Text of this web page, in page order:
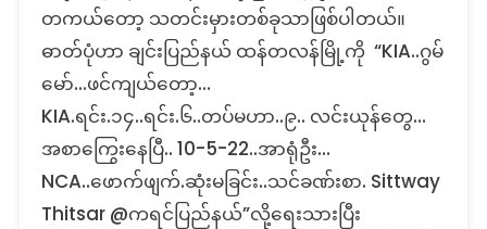
စစ်တပ်
လေကြောင်း
ခဲ့
ပုံ
လား-
တကယ်တော့ သတင်းမှားတစ်ခုသာဖြစ်ပါတယ်။
ဓာတ်ပုံဟာ ချင်းပြည်နယ် ထန်တလန်မြို့ကို “KIA..ဂွမ်
မော်…ဖင်ကျယ်တော့…
KIA.ရင်း.၁၄..ရင်း.၆..တပ်မဟာ..၉.. လင်းယုန်တွေ…
အစာကြွေးနေပြီ.. 10-5-22..အာရုံဦး…
NCA..ဖောက်ဖျက်.ဆုံးမခြင်း..သင်ခဏ်းစာ. Sittway
Thitsar @ကရင်ပြည်နယ်”လို့ရေးသားပြီး